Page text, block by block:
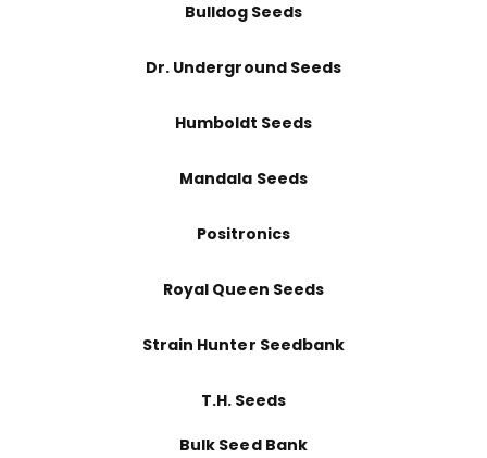
Bulldog Seeds
Dr. Underground Seeds
Humboldt Seeds
Mandala Seeds
Positronics
Royal Queen Seeds
Strain Hunter Seedbank
T.H. Seeds
Bulk Seed Bank